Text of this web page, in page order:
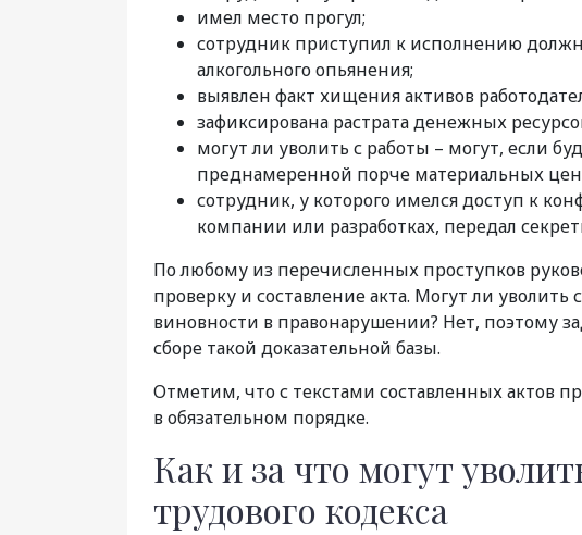
имел место прогул;
сотрудник приступил к исполнению
алкогольного опьянения;
выявлен факт хищения активов
зафиксирована растрата денежных
могут ли уволить с работы – могут, если
преднамеренной порче материальных
сотрудник, у которого имелся доступ к
компании или разработках, передал
По любому из перечисленных проступков
проверку и составление акта. Могут ли
виновности в правонарушении? Нет, поэтому
сборе такой доказательной базы.
Отметим, что с текстами составленных актов
в обязательном порядке.
Как и за что могут
трудового кодекса